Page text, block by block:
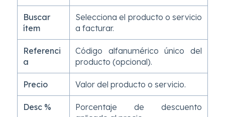
Buscar
ítem
Selecciona el producto o servicio
a facturar.
Referenci
a
Código alfanumérico único del
producto (opcional).
Precio Valor del producto o servicio.
Desc %
Porcentaje de descuento